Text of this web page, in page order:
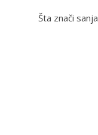
Šta znači